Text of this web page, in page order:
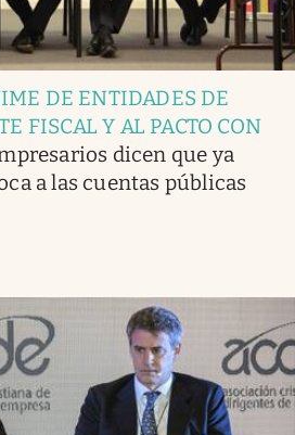
DE ENTIDADES DE
FISCAL Y AL PACTO CON
dicen que ya
a las cuentas públicas